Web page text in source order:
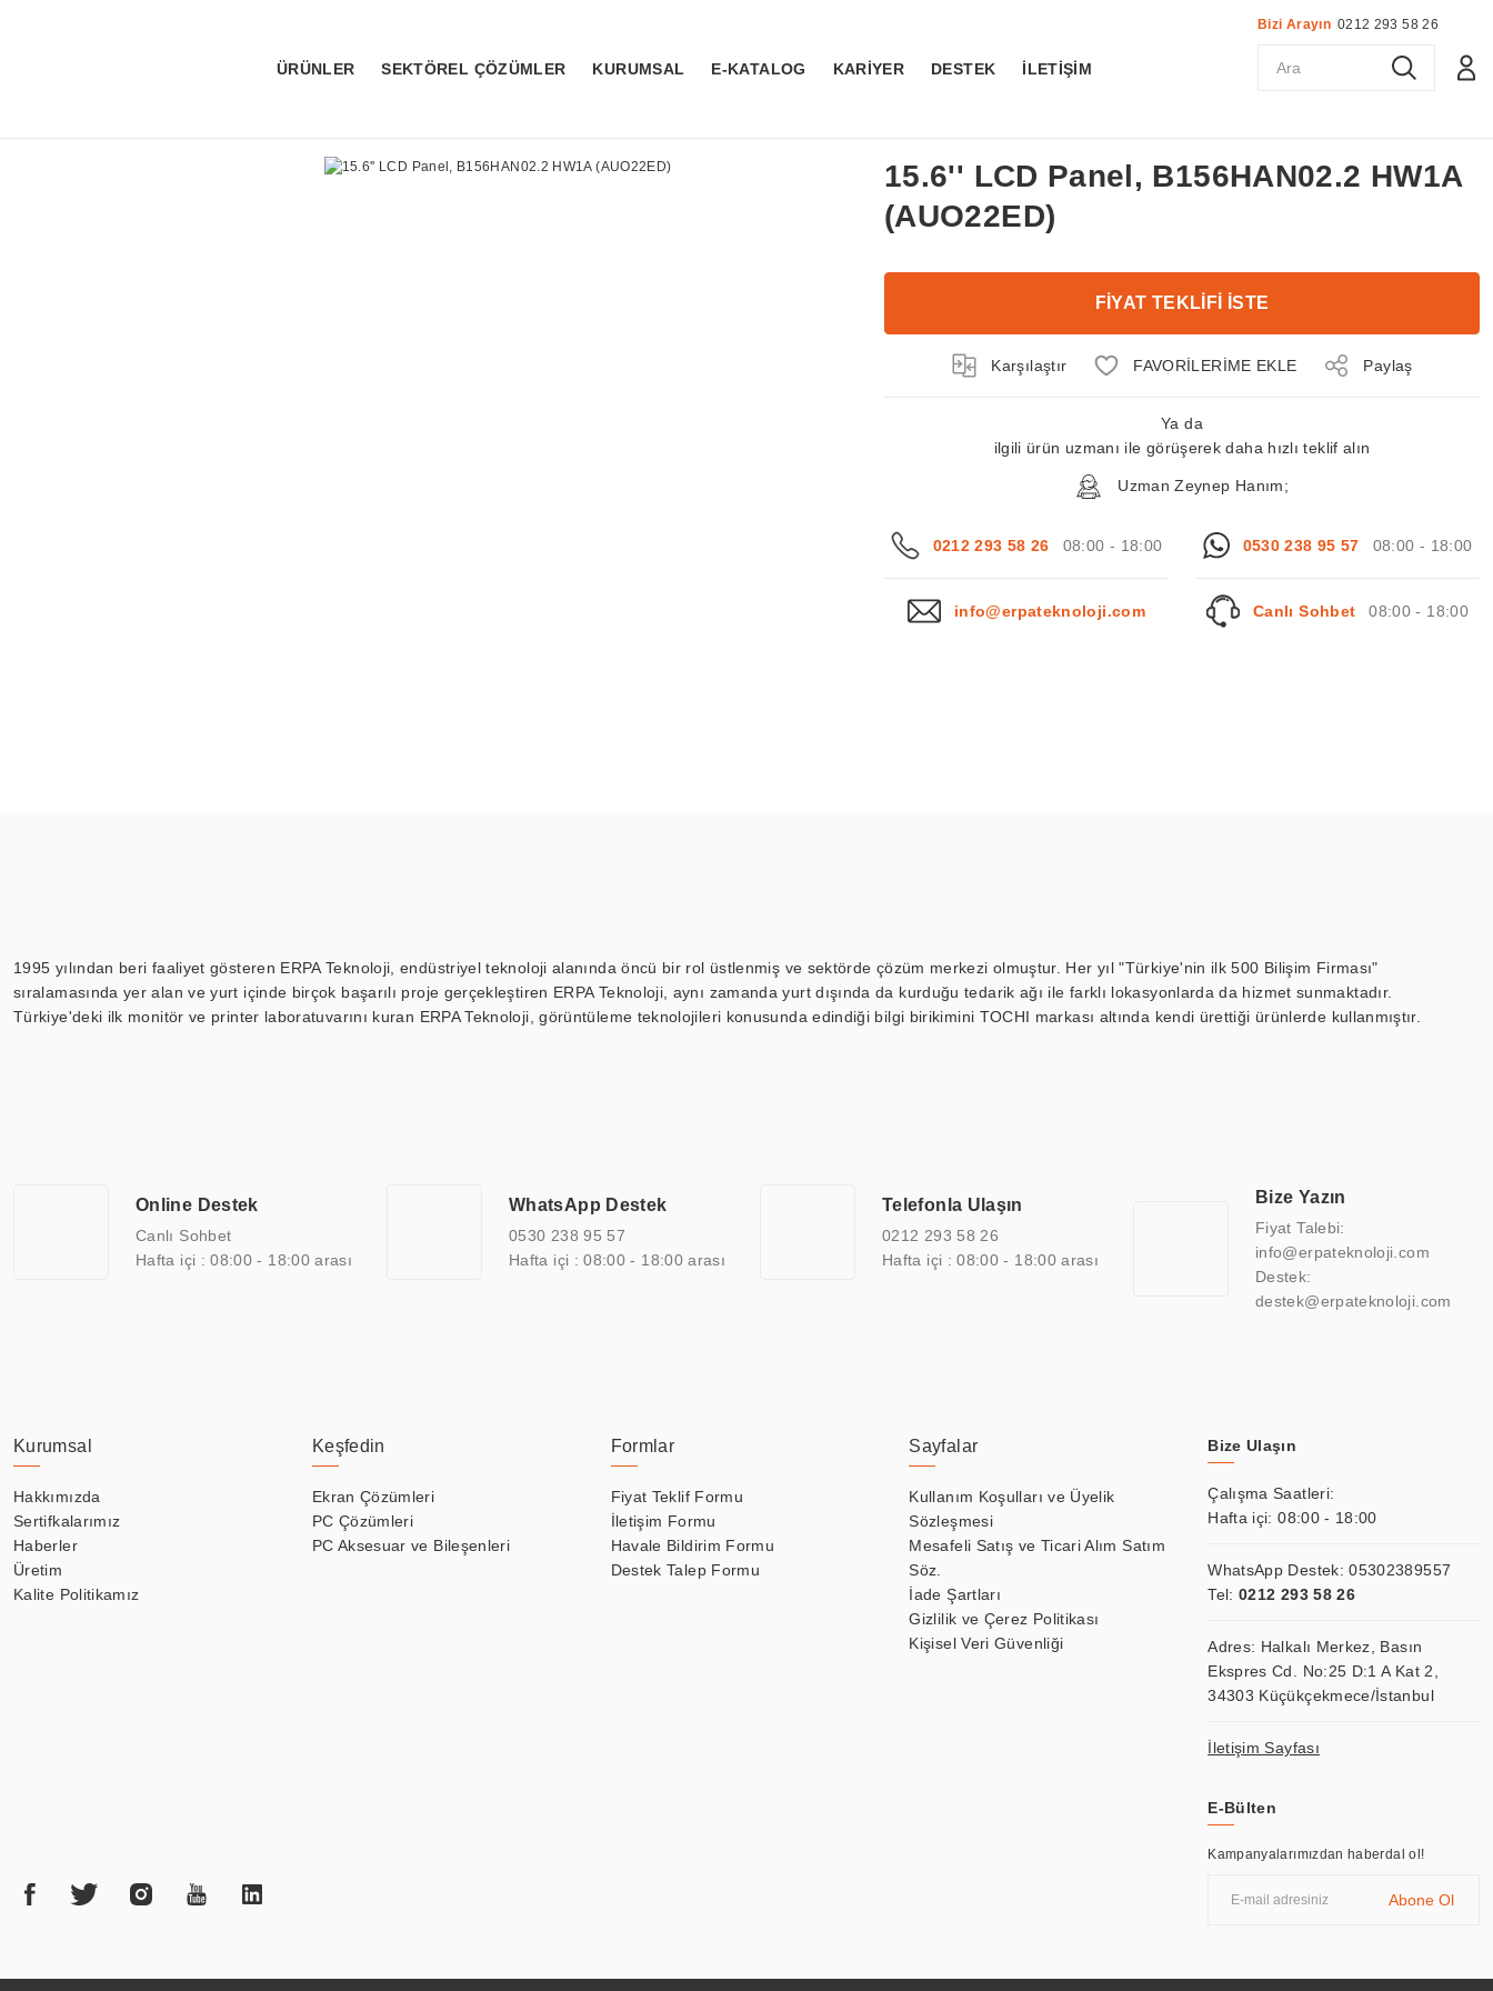
ÜRÜNLER SEKTÖREL ÇÖZÜMLER KURUMSAL E-KATALOG KARİYER DESTEK İLETİŞİM
Bizi Arayın 0212 293 58 26
15.6'' LCD Panel, B156HAN02.2 HW1A
(AUO22ED)
FİYAT TEKLİFİ İSTE
Karşılaştır Paylaş
Ya da
ilgili ürün uzmanı ile görüşerek daha hızlı teklif alın
Uzman Zeynep Hanım;
0212 293 58 26 08:00 - 18:00 0530 238 95 57 08:00 - 18:00
info@erpateknoloji.com Canlı Sohbet 08:00 - 18:00
1995 yılından beri faaliyet gösteren ERPA Teknoloji, endüstriyel teknoloji alanında öncü bir rol üstlenmiş ve sektörde çözüm merkezi olmuştur. Her yıl "Türkiye'nin ilk 500 Bilişim Firması"
sıralamasında yer alan ve yurt içinde birçok başarılı proje gerçekleştiren ERPA Teknoloji, aynı zamanda yurt dışında da kurduğu tedarik ağı ile farklı lokasyonlarda da hizmet sunmaktadır.
Türkiye'deki ilk monitör ve printer laboratuvarını kuran ERPA Teknoloji, görüntüleme teknolojileri konusunda edindiği bilgi birikimini TOCHI markası altında kendi ürettiği ürünlerde kullanmıştır.
arasında yer almaktadır. ERPA Teknoloji, uluslararası standartlarda kalite belgelerine ve sertifikalara sahip olup, etik değerlere bağlı bir şekilde hareket etmektedir. Kaliteli ekipmanı, uzman kadroları,
yılların getirdiği bilgi ve tecrübe ile birleştiren ERPA Teknoloji, özel çözümleri ile iş ortaklarının öne çıkmasına ve sürekli gelişimine katkı sağlamaktadır.
Online Destek
Canlı Sohbet
Hafta içi : 08:00 - 18:00 arası
WhatsApp Destek
0530 238 95 57
Hafta içi : 08:00 - 18:00 arası
Telefonla Ulaşın
0212 293 58 26
Hafta içi : 08:00 - 18:00 arası
Bize Yazın
Fiyat Talebi:
info@erpateknoloji.com
Destek:
destek@erpateknoloji.com
Kurumsal
Hakkımızda
Sertifkalarımız
Haberler
Üretim
Kalite Politikamız
Keşfedin
Ekran Çözümleri
PC Çözümleri
PC Aksesuar ve Bileşenleri
Formlar
Fiyat Teklif Formu
İletişim Formu
Havale Bildirim Formu
Destek Talep Formu
Sayfalar
Kullanım Koşulları ve Üyelik
Sözleşmesi
Mesafeli Satış ve Ticari Alım Satım
Söz.
İade Şartları
Gizlilik ve Çerez Politikası
Kişisel Veri Güvenliği
Bize Ulaşın
Çalışma Saatleri:
Hafta içi: 08:00 - 18:00
WhatsApp Destek:05302389557
Tel: 0212 293 58 26
Adres: Halkalı Merkez, Basın
Ekspres Cd. No:25 D:1 A Kat 2,
34303 Küçükçekmece/İstanbul
İletişim Sayfası
E-Bülten
Kampanyalarımızdan haberdal ol!
Abone Ol